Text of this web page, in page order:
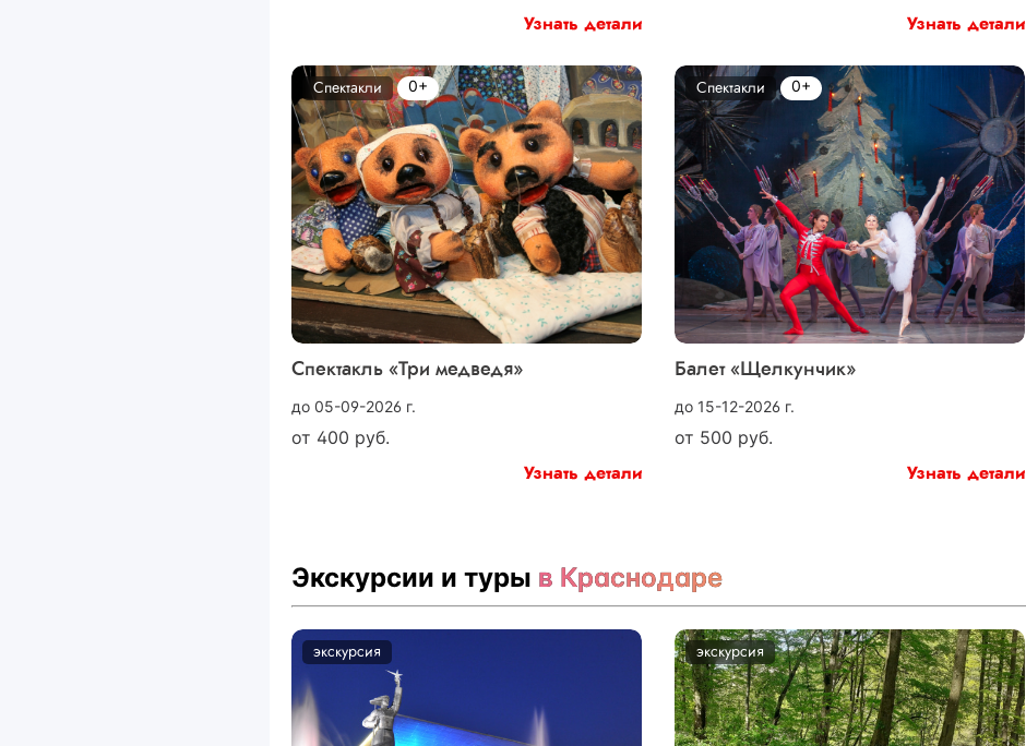
Узнать детали Узнать детали
Спектакль «Три медведя»
до 05-09-2026 г.
от 400 руб.
Спектакли 0+
Узнать детали
Балет «Щелкунчик»
до 15-12-2026 г.
от 500 руб.
Спектакли 0+
Узнать детали
Экскурсии и туры в Краснодаре
экскурсия экскурсия